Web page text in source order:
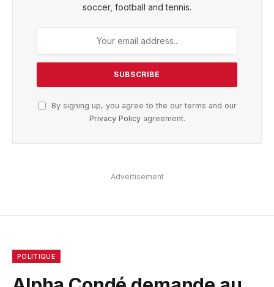
soccer, football and tennis.
By signing up, you agree to the our terms and our
Privacy Policyagreement.
Advertisement
POLITIQUE